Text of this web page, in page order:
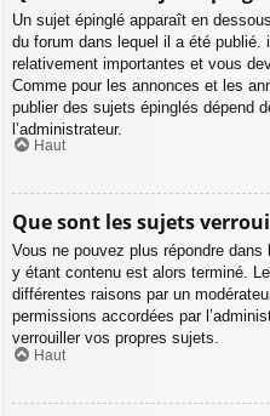
Un sujet épinglé apparaît en
du forum dans lequel il a été publié.
relativement importantes et vous
Comme pour les annonces et les
publier des sujets épinglés dépend
l’administrateur.
Haut
Que sont les sujets
Vous ne pouvez plus répondre
y étant contenu est alors terminé.
différentes raisons par un
permissions accordées par
verrouiller vos propres sujets.
Haut